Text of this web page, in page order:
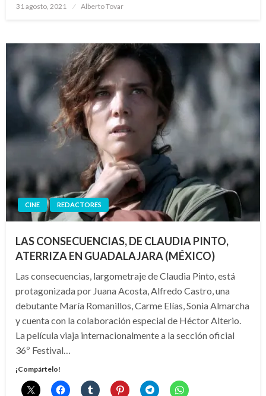
Publicado
31 agosto, 2021 Alberto Tovar
CINE REDACTORES
LAS CONSECUENCIAS, DE CLAUDIA PINTO,
ATERRIZA EN GUADALAJARA (MÉXICO)
Las consecuencias, largometraje de Claudia Pinto, está
protagonizada por Juana Acosta, Alfredo Castro, una
debutante María Romanillos, Carme Elías, Sonia Almarcha
y cuenta con la colaboración especial de Héctor Alterio.
La película viaja internacionalmente a la sección oficial
36º Festival…
¡Compártelo!